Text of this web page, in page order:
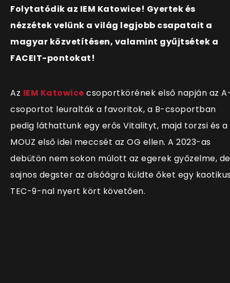
Folytatódik az IEM Katowice! Gyertek és
nézzétek velünk a világ legjobb csapatait a
magyar közvetítésen, valamint gyűjtsétek a
FACEIT-pontokat!
Az IEM Katowice csoportkörének első napján az
csoportot leuralták a favoritok, a B-csoportban
pedig láthattunk egy erős Vitalityt, majd torzsi és a
MOUZ első idei meccsét az OG ellen. A 2023-as
debütön nem sokon múlott az egerek győzelme, de
sajnos degster az alsóágra küldte őket egy
TEC-9-nal nyert kört követően.